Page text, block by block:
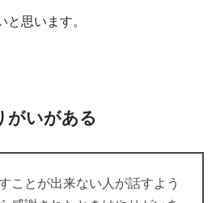
思います。
がいがある
ことが出来ない人が話すよう